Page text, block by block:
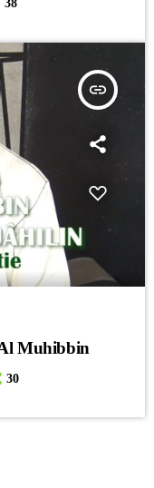
38
insert_link
Muhibbin
30